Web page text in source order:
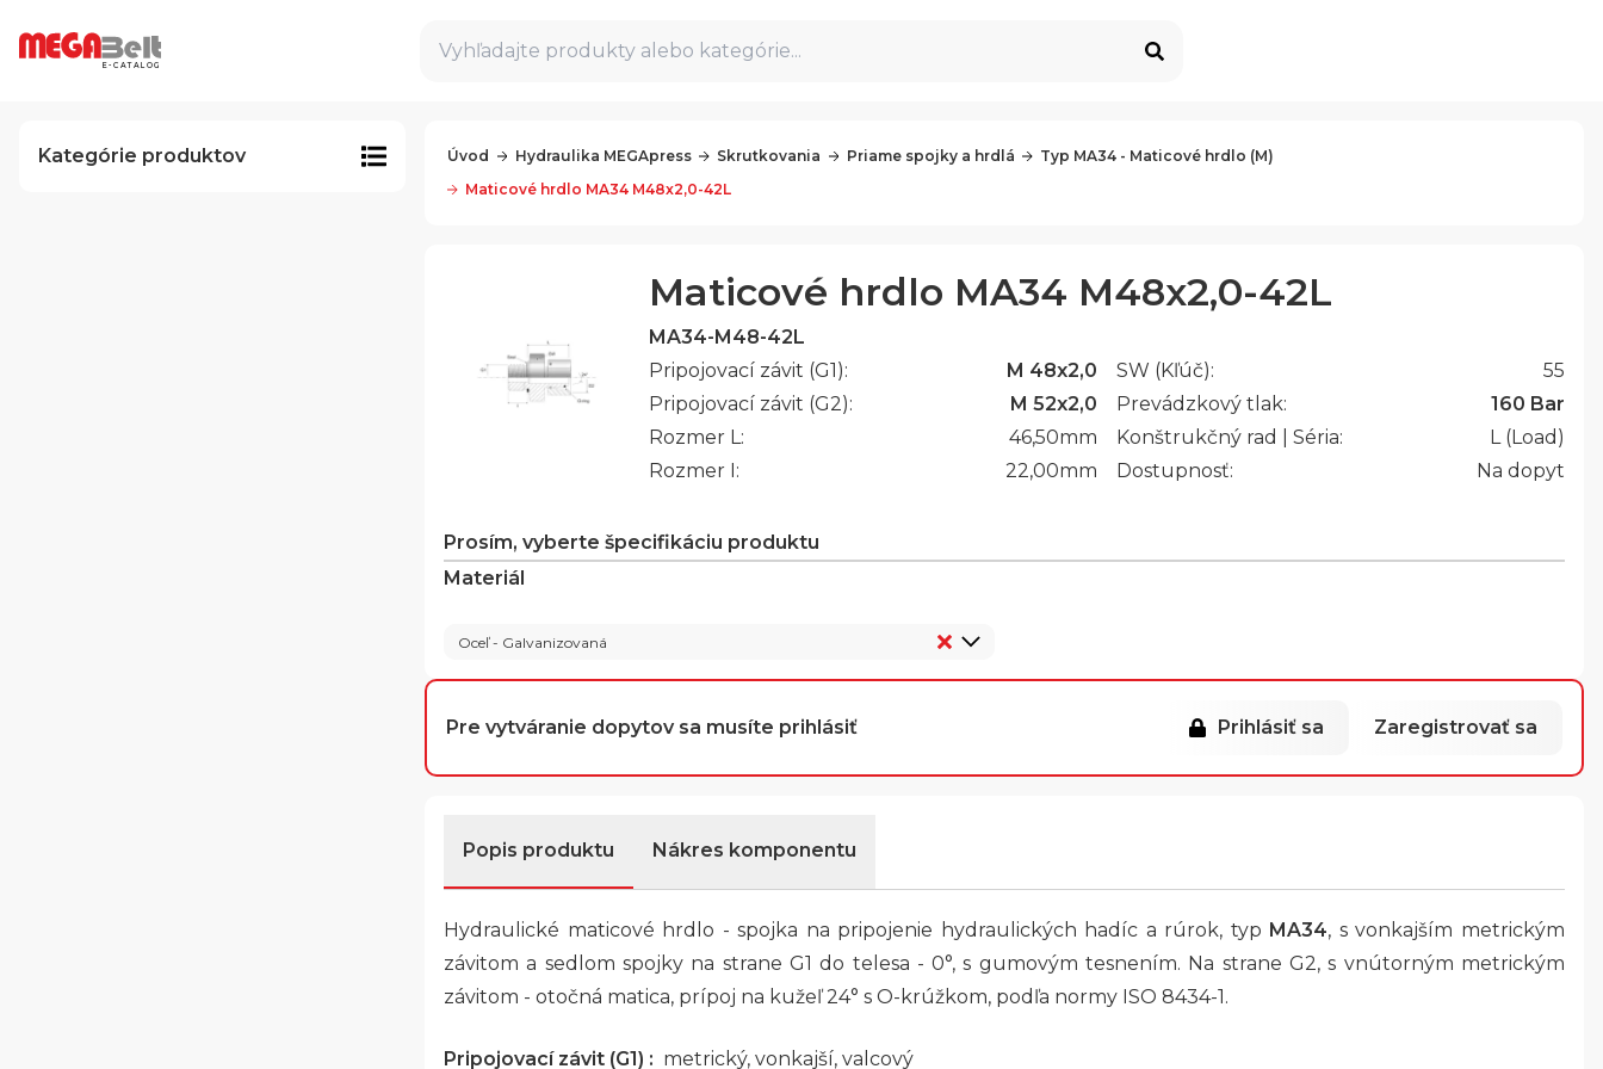
E-CATALOG
Vyhľadajte produkty alebo kategórie...
Kategórie produktov Úvod Hydraulika MEGApress Skrutkovania Priame spojky a hrdlá
Typ MA34 - Maticové hrdlo (M)
Maticové hrdlo MA34 M48x2,0-42L
Maticové hrdlo MA34 M48x2,0-42L
MA34-M48-42L
Pripojovací závit (G1):
M 48x2,0
Pripojovací závit (G2):
M 52x2,0
Rozmer L:
46,50mm
Rozmer I:
22,00mm
SW (Kľúč):
55
Prevádzkový tlak:
160 Bar
Konštrukčný rad | Séria:
L (Load)
Dostupnosť:
Na dopyt
Prosím, vyberte špecifikáciu produktu
Materiál
Oceľ - Galvanizovaná
Pre vytváranie dopytov sa musíte prihlásiť Prihlásiť sa Zaregistrovať sa
Popis produktu Nákres komponentu
Hydraulické maticové hrdlo - spojka na pripojenie hydraulických hadíc a rúrok, typ MA34, s vonkajším metrickým
závitom a sedlom spojky na strane G1 do telesa - 0°, s gumovým tesnením. Na strane G2, s vnútorným metrickým
závitom - otočná matica, prípoj na kužeľ 24° s O-krúžkom, podľa normy ISO 8434-1.
Pripojovací závit (G1) : metrický, vonkajší, valcový